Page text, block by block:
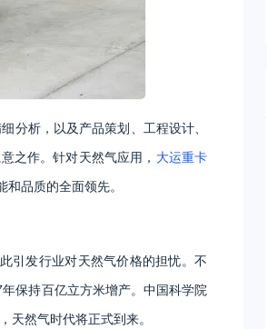
分析，以及产品策划、工程设计、
之作。针对天然气应用， 大运重卡
品质的全面领先。
引发行业对天然气价格的担忧。不
保持百亿立方米增产。中国科学院
然气时代将正式到来。